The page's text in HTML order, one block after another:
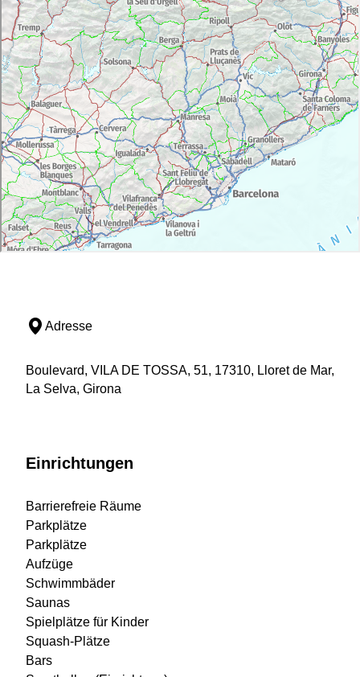
Adresse
Boulevard, VILA DE TOSSA, 51, 17310, Lloret de Mar,
La Selva, Girona
Einrichtungen
Barrierefreie Räume
Parkplätze
Parkplätze
Aufzüge
Schwimmbäder
Saunas
Spielplätze für Kinder
Squash-Plätze
Bars